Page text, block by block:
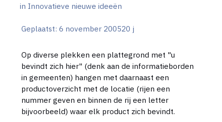
in Innovatieve nieuwe ideeën
Geplaatst: 6 november 200520 j
Op diverse plekken een plattegrond met "u
bevindt zich hier" (denk aan de informatieborden
in gemeenten) hangen met daarnaast een
productoverzicht met de locatie (rijen een
nummer geven en binnen de rij een letter
bijvoorbeeld) waar elk product zich bevindt.